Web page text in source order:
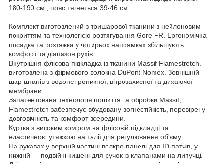
180-190 см., пояс тягнеться 39-46 см.
Комплект виготовлений з тришарової тканини з нейлоновим
покриттям та технологією розтягування Gore FR. Ергономічна
посадка та розтяжка у чотирьох напрямках збільшують
комфорт та діапазон рухів.
Внутрішня флісова підкладка із тканини Massif Flamestretch,
виготовлена з фірмового волокна DuPont Nomex. Зовнішній
шар штанів з водонепроникної, вітрозахисної та дихаючої
мембрани.
Запатентована технологія пошиття та обробки Massif,
Flamestretch забезпечує вбудовану вогнестійкість, перевірену
довговічність та комфорт зсередини.
Куртка з високим коміром на флісовій підкладці та
еластичною утяжкою на талії для регулювання об'єму.
На рукавах у верхній частині велкро-панелі для ID-патчів, у
нижній — подвійні кишені для ручок із клапанами на липучці.